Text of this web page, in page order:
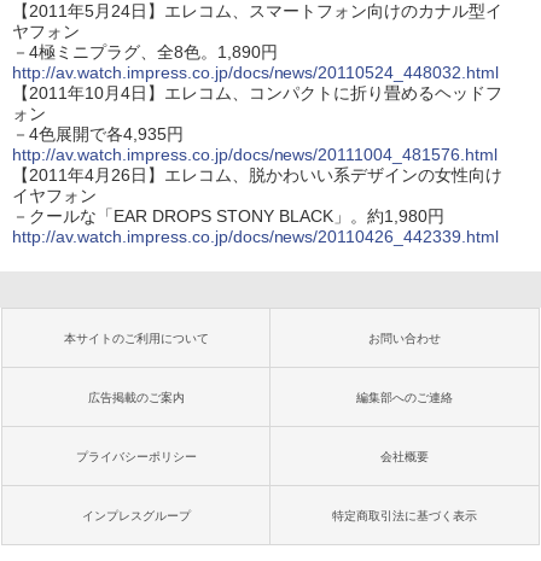
【2011年5月24日】エレコム、スマートフォン向けのカナル型イ
ヤフォン
－4極ミニプラグ、全8色。1,890円
http://av.watch.impress.co.jp/docs/news/20110524_448032.html
【2011年10月4日】エレコム、コンパクトに折り畳めるヘッドフ
ォン
－4色展開で各4,935円
http://av.watch.impress.co.jp/docs/news/20111004_481576.html
【2011年4月26日】エレコム、脱かわいい系デザインの女性向け
イヤフォン
－クールな「EAR DROPS STONY BLACK」。約1,980円
http://av.watch.impress.co.jp/docs/news/20110426_442339.html
本サイトのご利用について お問い合わせ
広告掲載のご案内 編集部へのご連絡
プライバシーポリシー 会社概要
インプレスグループ 特定商取引法に基づく表示